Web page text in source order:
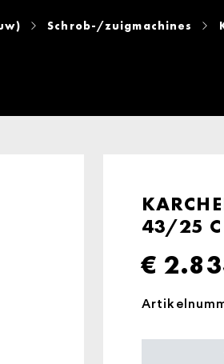
Schrob-/zuigmachines
43/25 C
€